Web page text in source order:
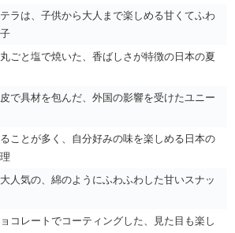
ラは、子供から大人まで楽しめる甘くてふわ
ごと塩で焼いた、香ばしさが特徴の日本の夏
で具材を包んだ、外国の影響を受けたユニー
ことが多く、自分好みの味を楽しめる日本の
人気の、綿のようにふわふわした甘いスナッ
コレートでコーティングした、見た目も楽し